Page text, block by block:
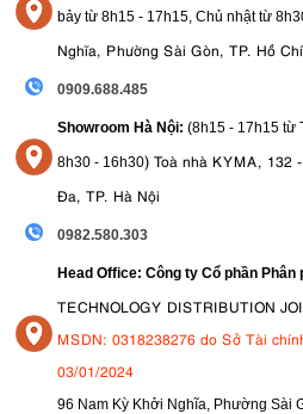
bảy từ 8h15 - 17h15, Chủ nhật từ 8
Nghĩa, Phường Sài Gòn, TP. Hồ
0909.688.485
Showroom Hà Nội: (8h15 - 17h15 từ
8h30 - 16h30) Toà nhà KYMA, 132
Đa, TP. Hà Nội
0982.580.303
Head Office: Công ty Cổ phần Phân
TECHNOLOGY DISTRIBUTION
MSDN: 0318238276 do Sở Tài
03/01/2024
96 Nam Kỳ Khởi Nghĩa, Phường Sài